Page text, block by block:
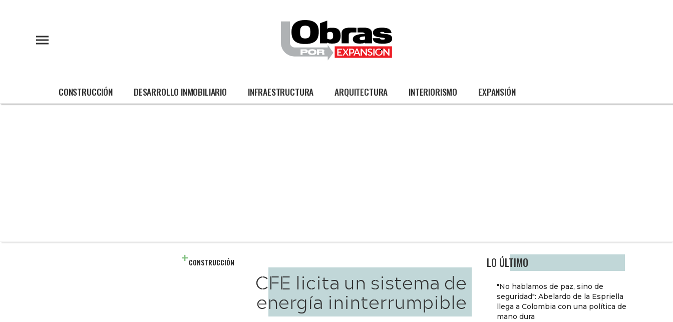
CONSTRUCCIÓN DESARROLLO INMOBILIARIO INFRAESTRUCTURA ARQUITECTURA INTERIORISMO EXPANSIÓN
LO ÚLTIMO
"No hablamos de paz, sino de
seguridad": Abelardo de la Espriella
llega a Colombia con una política de
mano dura
CONSTRUCCIÓN
CFE licita un sistema de
energía ininterrumpible